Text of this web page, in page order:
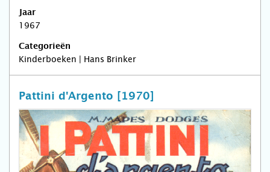
Jaar
1967
Categorieën
Kinderboeken | Hans Brinker
Pattini d'Argento [1970]